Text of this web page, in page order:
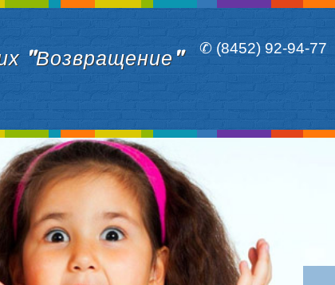
"Возвращение" ✆ (8452) 92-94-77